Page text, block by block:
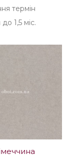
термін
1,5 міс.